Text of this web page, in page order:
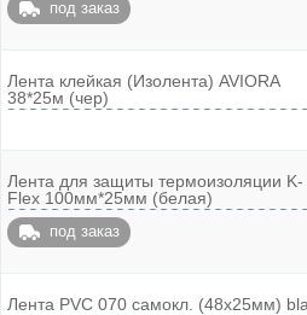
под заказ
Лента клейкая (Изолента) AVIORA
38*25м (чер)
Лента для защиты термоизоляции K-
Flex 100мм*25мм (белая)
под заказ
Лента PVC 070 самокл. (48х25мм)